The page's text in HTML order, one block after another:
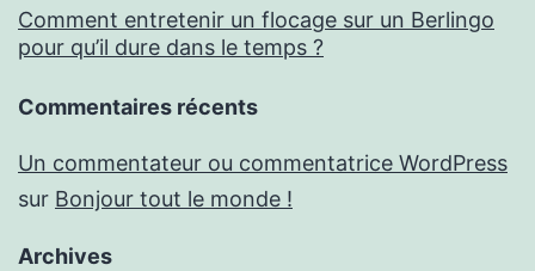
Comment entretenir un flocage sur un Berlingo
pour qu’il dure dans le temps ?
Commentaires récents
Un commentateur ou commentatrice WordPress
sur Bonjour tout le monde !
Archives